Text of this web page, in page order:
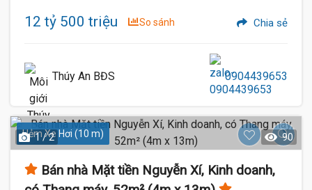
12 tỷ 500 triệu So sánh Chia sẻ
Thúy An BĐS 0904439653
Hẻm Xe Hơi (10 m)
1 / 2 90
Bán nhà Mặt tiền Nguyễn Xí, Kinh doanh,